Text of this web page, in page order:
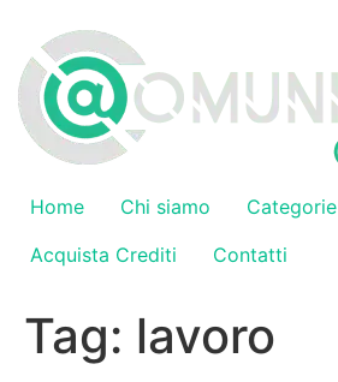
contenuto
Home Chi siamo
Categorie
Acquista Crediti
Contatti
Tag: lavoro